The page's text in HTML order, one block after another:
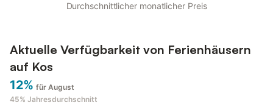
Durchschnittlicher monatlicher Preis
Aktuelle Verfügbarkeit von Ferienhäusern
auf Kos
12% für August
45% Jahresdurchschnitt